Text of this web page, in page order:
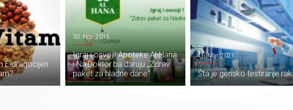
E dragocijen
30. Nov. 2015.
Igraj i osvoji! Apoteke Al-Hana
i NajDoktor.ba daruju „Zdrav
paket za hladne dane“
16. Mar. 2021.
Šta je gensko testiranje